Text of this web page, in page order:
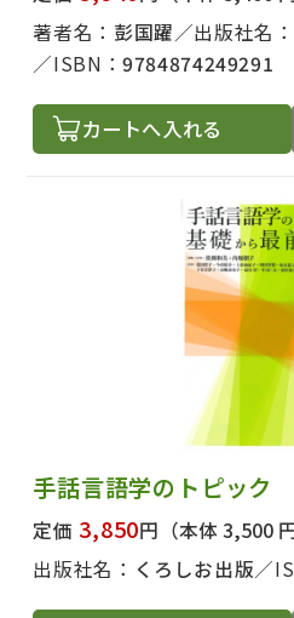
著者名： 彭国躍 出版社名：
ISBN：9784874249291
カートへ入れる
手話言語学のトピック
定価 3,850円 （本体 3,500 円
出版社名： くろしお出版